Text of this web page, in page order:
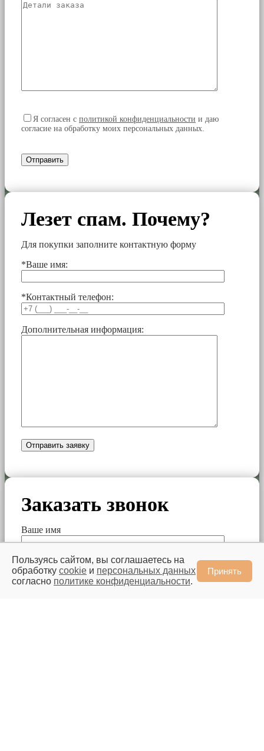
Пользуясь сайтом, вы соглашаетесь на
обработку cookie и персональных данных
согласно политике конфиденциальности.
Принять
Я согласен с политикой конфиденциальности и даю
согласие на обработку моих персональных данных.
Лезет спам. Почему?
Для покупки заполните контактную форму
*Ваше имя:
*Контактный телефон:
Дополнительная информация:
Заказать звонок
Ваше имя
Ваш номер телефона